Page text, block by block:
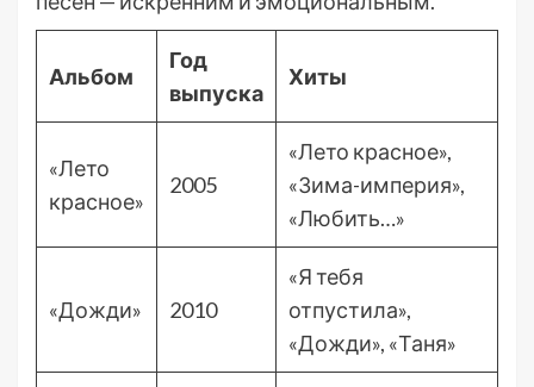
Альбом
Год
выпуска
Хиты
«Лето
красное»
2005
«Лето красное»,
«Зима-империя»,
«Любить…»
«Дожди» 2010
«Я тебя
отпустила»,
«Дожди», «Таня»